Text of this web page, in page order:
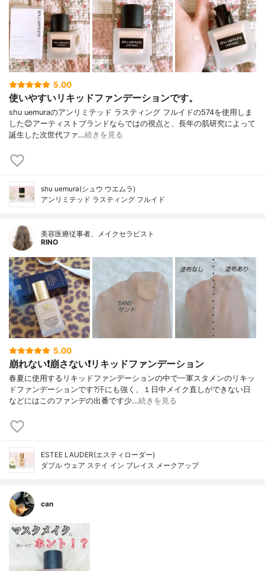
5.00
使いやすいリキッドファンデーションです。
shu uemuraのアンリミテッド ラスティング フルイドの574を使用しま
した😊アーティストブランドならではの視点と、長年の肌研究によって
誕生した次世代ファ…続きを見る
shu uemura(シュウ ウエムラ)
アンリミテッド ラスティング フルイド
美容医療従事者、メイクセラピスト
RINO
5.00
崩れない❗️崩さない❗️リキッドファンデーション
春夏に使用するリキッドファンデーションの中で一軍スタメンのリキッ
ドファンデーションです?汗にも強く、１日中メイク直しができない日
などにはこのファンデの出番です少…続きを見る
ESTEE LAUDER(エスティローダー)
ダブル ウェア ステイ イン プレイス メークアップ
can